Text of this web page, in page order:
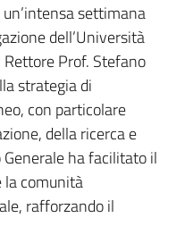
settimana
dell’Università
Rettore Prof. Stefano
strategia di
con particolare
della ricerca e
ha facilitato il
la comunità
rafforzando il